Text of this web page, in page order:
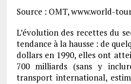
Source : OMT, www.world-
L’évolution des recettes du
tendance à la hausse : de
dollars en 1990, elles ont
700 milliards (sans y
transport international,